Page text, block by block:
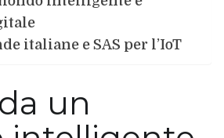
italiane e SAS per l’IoT
un